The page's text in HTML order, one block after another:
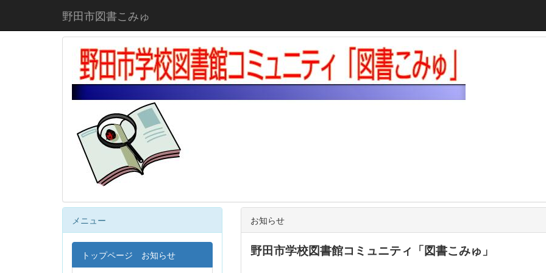
野田市図書こみゅ
お知らせ
野田市学校図書館コミュニティ「図書こみゅ」
メニュー
トップページ お知らせ